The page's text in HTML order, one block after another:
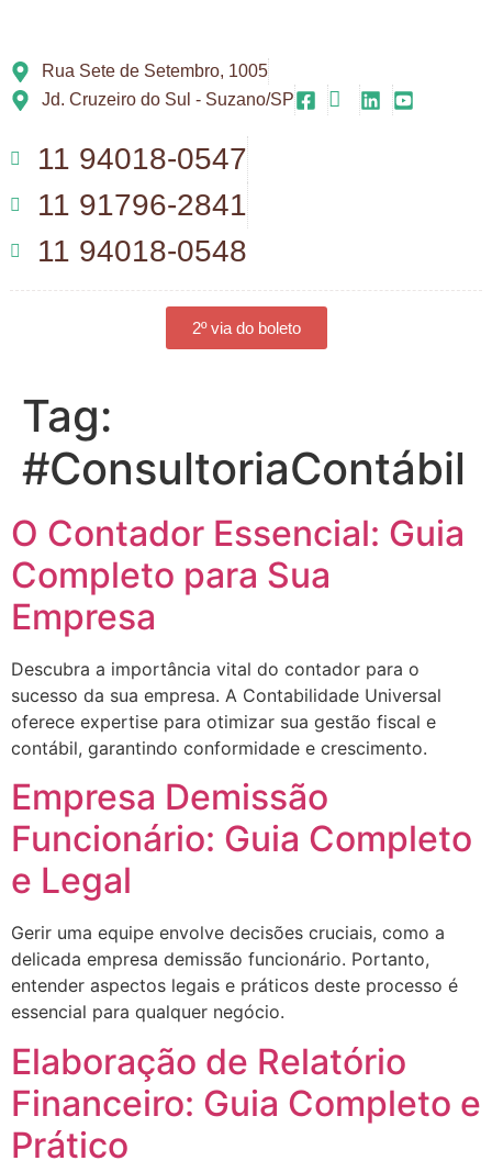
Rua Sete de Setembro, 1005
Jd. Cruzeiro do Sul - Suzano/SP
11 94018-0547
11 91796-2841
11 94018-0548
2º via do boleto
Tag:
#ConsultoriaContábil
O Contador Essencial: Guia
Completo para Sua
Empresa
Descubra a importância vital do contador para o
sucesso da sua empresa. A Contabilidade Universal
oferece expertise para otimizar sua gestão fiscal e
contábil, garantindo conformidade e crescimento.
Empresa Demissão
Funcionário: Guia Completo
e Legal
Gerir uma equipe envolve decisões cruciais, como a
delicada empresa demissão funcionário. Portanto,
entender aspectos legais e práticos deste processo é
essencial para qualquer negócio.
Elaboração de Relatório
Financeiro: Guia Completo e
Prático